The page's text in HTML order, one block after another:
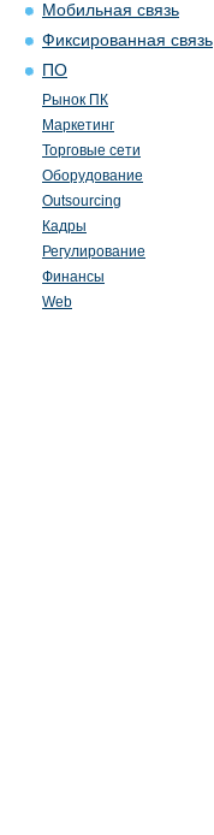
Мобильная связь
Фиксированная связь
ПО
Рынок ПК
Маркетинг
Торговые сети
Оборудование
Outsourcing
Кадры
Регулирование
Финансы
Web